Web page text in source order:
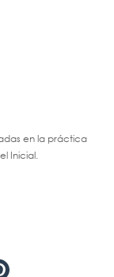
en la práctica
Inicial.